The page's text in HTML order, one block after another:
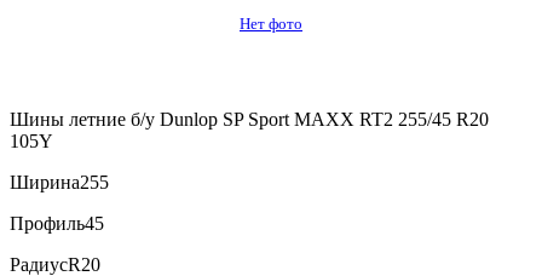
Нет фото
Шины летние б/у Dunlop SP Sport MAXX RT2 255/45 R20
105Y
Ширина255
Профиль45
РадиусR20